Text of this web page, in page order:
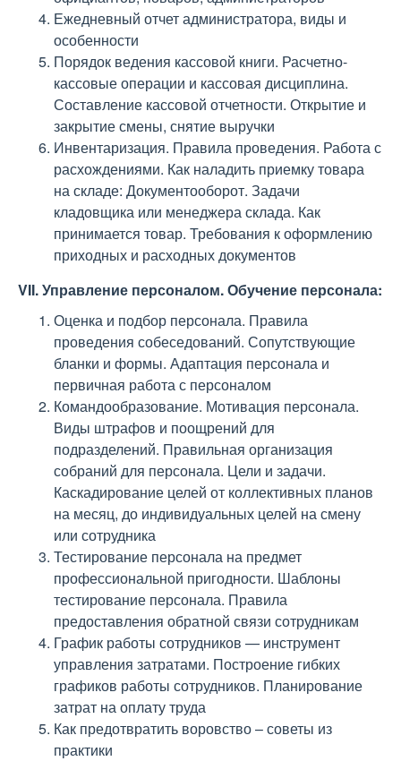
Ежедневный отчет администратора, виды и
особенности
Порядок ведения кассовой книги. Расчетно-
кассовые операции и кассовая дисциплина.
Составление кассовой отчетности. Открытие и
закрытие смены, снятие выручки
Инвентаризация. Правила проведения. Работа с
расхождениями. Как наладить приемку товара
на складе: Документооборот. Задачи
кладовщика или менеджера склада. Как
принимается товар. Требования к оформлению
приходных и расходных документов
VII. Управление персоналом. Обучение персонала:
Оценка и подбор персонала. Правила
проведения собеседований. Сопутствующие
бланки и формы. Адаптация персонала и
первичная работа с персоналом
Командообразование. Мотивация персонала.
Виды штрафов и поощрений для
подразделений. Правильная организация
собраний для персонала. Цели и задачи.
Каскадирование целей от коллективных планов
на месяц, до индивидуальных целей на смену
или сотрудника
Тестирование персонала на предмет
профессиональной пригодности. Шаблоны
тестирование персонала. Правила
предоставления обратной связи сотрудникам
График работы сотрудников — инструмент
управления затратами. Построение гибких
графиков работы сотрудников. Планирование
затрат на оплату труда
Как предотвратить воровство – советы из
практики